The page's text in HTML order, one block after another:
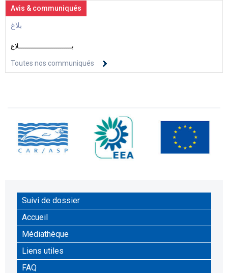
Avis & communiqués
بلاغ
بــــــــــــــــــــــــــلاغ
Toutes nos communiqués
Suivi de dossier
Accueil
Médiathèque
Liens utiles
FAQ